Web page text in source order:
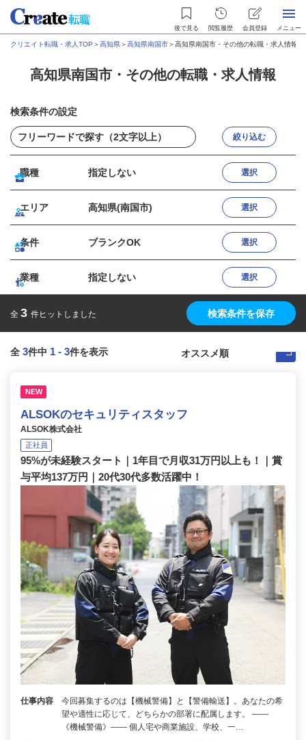
後で見る 閲覧履歴 会員登録 メニュー
クリエイト転職・求人TOP ＞高知県＞高知県南国市＞高知県南国市・その他の転職・求人情報
高知県南国市・その他の転職・求人情報
検索条件の設定
絞り込む
職種 指定しない 選択
エリア 高知県(南国市) 選択
条件 ブランクOK 選択
業種 指定しない 選択
全 3 件ヒットしました 検索条件を保存
全 3件中 1 - 3件を表示
NEW
ALSOKのセキュリティスタッフ
ALSOK株式会社
正社員
95%が未経験スタート｜1年目で月収31万円以上も！｜賞
与平均137万円｜20代30代多数活躍中！
仕事内容
今回募集するのは【機械警備】と【警備輸送】。あなたの希
望や適性に応じて、どちらかの部署に配属します。 ――
《機械警備》―― 個人宅や商業施設、学校、一…